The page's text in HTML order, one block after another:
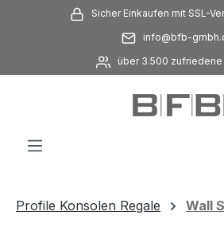
Zum Hauptinhalt springen
Sicher Einkaufen mit SSL-
info@bfb-
über 3.500 zufriedene
Profile Konsolen Regale Wall